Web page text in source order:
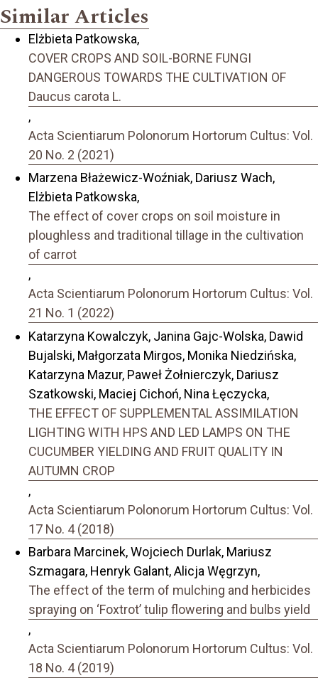
Similar Articles
Elżbieta Patkowska,
COVER CROPS AND SOIL-BORNE FUNGI
DANGEROUS TOWARDS THE CULTIVATION OF
Daucus carota L.
,
Acta Scientiarum Polonorum Hortorum Cultus: Vol.
20 No. 2 (2021)
Marzena Błażewicz-Woźniak, Dariusz Wach,
Elżbieta Patkowska,
The effect of cover crops on soil moisture in
ploughless and traditional tillage in the cultivation
of carrot
,
Acta Scientiarum Polonorum Hortorum Cultus: Vol.
21 No. 1 (2022)
Katarzyna Kowalczyk, Janina Gajc-Wolska, Dawid
Bujalski, Małgorzata Mirgos, Monika Niedzińska,
Katarzyna Mazur, Paweł Żołnierczyk, Dariusz
Szatkowski, Maciej Cichoń, Nina Łęczycka,
THE EFFECT OF SUPPLEMENTAL ASSIMILATION
LIGHTING WITH HPS AND LED LAMPS ON THE
CUCUMBER YIELDING AND FRUIT QUALITY IN
AUTUMN CROP
,
Acta Scientiarum Polonorum Hortorum Cultus: Vol.
17 No. 4 (2018)
Barbara Marcinek, Wojciech Durlak, Mariusz
Szmagara, Henryk Galant, Alicja Węgrzyn,
The effect of the term of mulching and herbicides
spraying on ‘Foxtrot’ tulip flowering and bulbs yield
,
Acta Scientiarum Polonorum Hortorum Cultus: Vol.
18 No. 4 (2019)